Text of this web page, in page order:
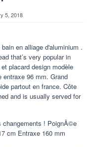
5, 2018
en alliage d'aluminium .
that’s very popular in
placard design modèle
entraxe 96 mm. Grand
partout en france. Côte
and is usually served for